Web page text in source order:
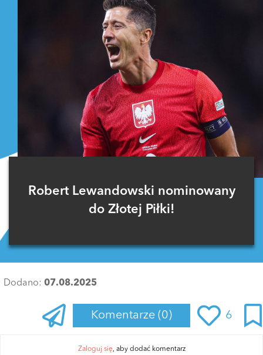
Robert Lewandowski nominowany
do Złotej Piłki!
Dodano: 07.08.2025
Komentarze (0) 6
Zaloguj się, aby dodać komentarz